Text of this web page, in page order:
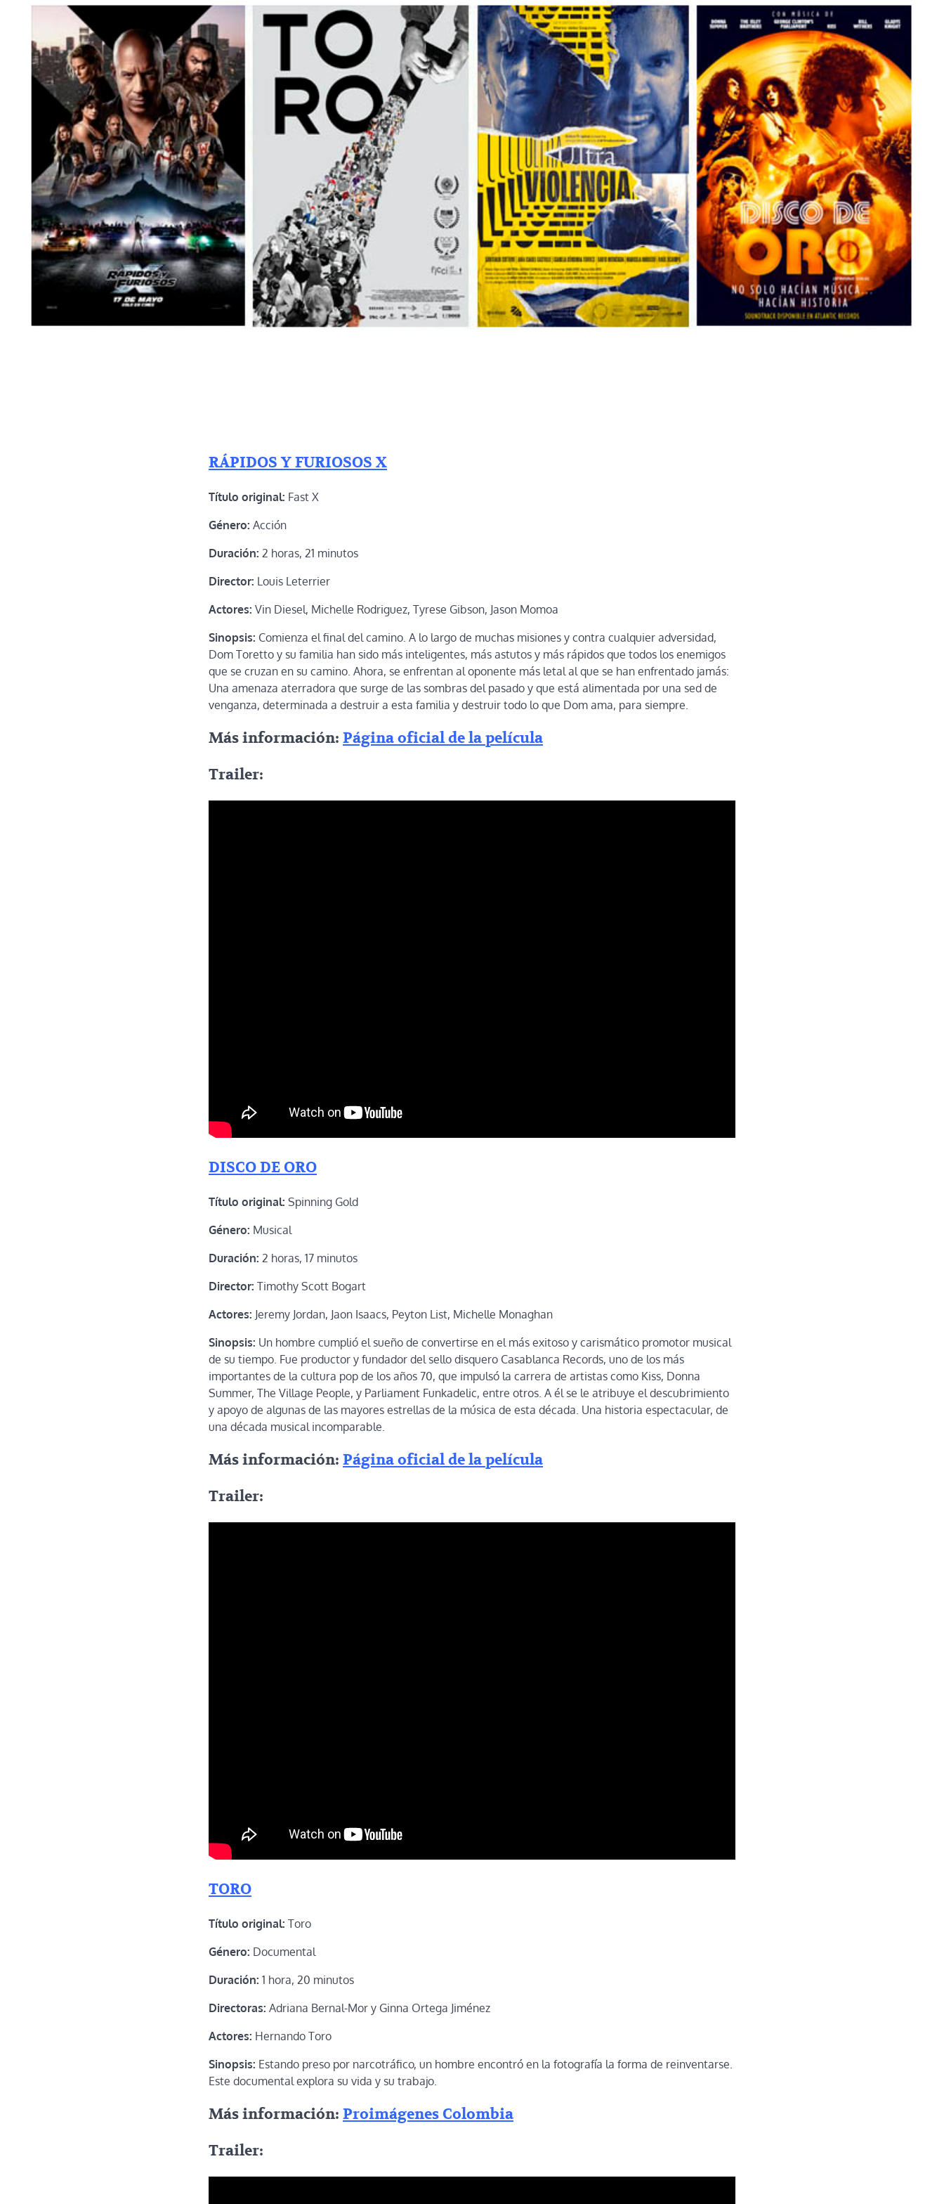
RÁPIDOS Y FURIOSOS X
Título original: Fast X
Género: Acción
Duración: 2 horas, 21 minutos
Director: Louis Leterrier
Actores: Vin Diesel, Michelle Rodriguez, Tyrese Gibson, Jason Momoa
Sinopsis: Comienza el final del camino. A lo largo de muchas misiones y contra cualquier adversidad,
Dom Toretto y su familia han sido más inteligentes, más astutos y más rápidos que todos los enemigos
que se cruzan en su camino. Ahora, se enfrentan al oponente más letal al que se han enfrentado jamás:
Una amenaza aterradora que surge de las sombras del pasado y que está alimentada por una sed de
venganza, determinada a destruir a esta familia y destruir todo lo que Dom ama, para siempre.
Más información: Página oficial de la película
Trailer:
DISCO DE ORO
Título original: Spinning Gold
Género: Musical
Duración: 2 horas, 17 minutos
Director: Timothy Scott Bogart
Actores: Jeremy Jordan, Jaon Isaacs, Peyton List, Michelle Monaghan
Sinopsis: Un hombre cumplió el sueño de convertirse en el más exitoso y carismático promotor musical
de su tiempo. Fue productor y fundador del sello disquero Casablanca Records, uno de los más
importantes de la cultura pop de los años 70, que impulsó la carrera de artistas como Kiss, Donna
Summer, The Village People, y Parliament Funkadelic, entre otros. A él se le atribuye el descubrimiento
y apoyo de algunas de las mayores estrellas de la música de esta década. Una historia espectacular, de
una década musical incomparable.
Más información: Página oficial de la película
Trailer:
TORO
Título original: Toro
Género: Documental
Duración: 1 hora, 20 minutos
Directoras: Adriana Bernal-Mor y Ginna Ortega Jiménez
Actores: Hernando Toro
Sinopsis: Estando preso por narcotráfico, un hombre encontró en la fotografía la forma de reinventarse.
Este documental explora su vida y su trabajo.
Más información: Proimágenes Colombia
Trailer: